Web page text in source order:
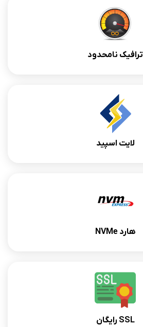
ترافیک نامحدود
لایت اسپید
هارد NVMe
SSL رایگان